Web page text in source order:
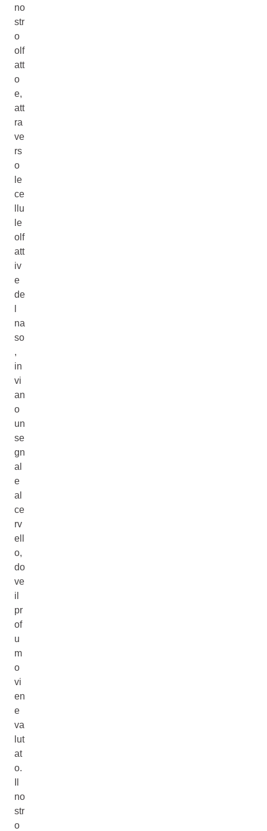
no
str
o
olf
att
o
e,
att
ra
ve
rs
o
le
ce
llu
le
olf
att
iv
e
de
na
so
,
in
vi
an
o
un
se
gn
al
e
al
ce
rv
ell
o,
do
ve
il
pr
of
u
m
o
vi
en
e
va
lut
at
o.
no
str
o